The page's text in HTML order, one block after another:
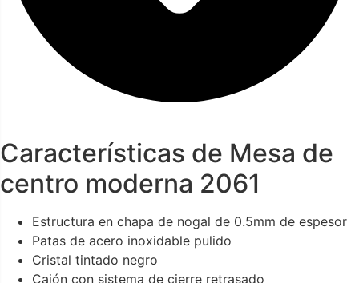
Características de Mesa de
centro moderna 2061
Estructura en chapa de nogal de 0.5mm de espesor
Patas de acero inoxidable pulido
Cristal tintado negro
Cajón con sistema de cierre retrasado